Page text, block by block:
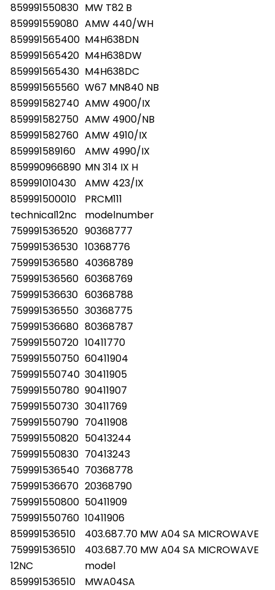
859991550830 MW T82 B
859991559080 AMW 440/WH
859991565400 M4H638DN
859991565420 M4H638DW
859991565430 M4H638DC
859991565560 W67 MN840 NB
859991582740 AMW 4900/IX
859991582750 AMW 4900/NB
859991582760 AMW 4910/IX
859991589160
AMW 4990/IX
859990966890 MN 314 IX H
859991010430
AMW 423/IX
859991500010
PRCM111
technical12nc
modelnumber
759991536520 90368777
759991536530 10368776
759991536580 40368789
759991536560 60368769
759991536630 60368788
759991536550 30368775
759991536680 80368787
759991550720 10411770
759991550750 60411904
759991550740 30411905
759991550780 90411907
759991550730 30411769
759991550790 70411908
759991550820 50413244
759991550830 70413243
759991536540 70368778
759991536670 20368790
759991550800 50411909
759991550760 10411906
859991536510
403.687.70 MW A04 SA MICROWAVE
759991536510
403.687.70 MW A04 SA MICROWAVE
12NC
model
859991536510
MWA04SA